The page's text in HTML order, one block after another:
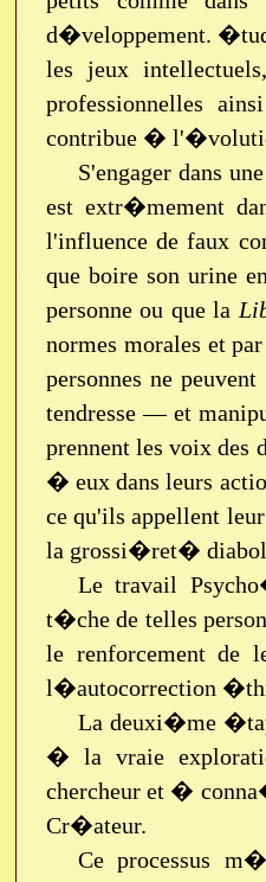
d�veloppement.
les jeux
professionnelles
contribue �
S'engager dans
est extr�mement
l'influence de faux
que boire son urine
personne ou que la
normes morales et
personnes ne
tendresse — et
prennent les voix des
� eux dans leurs
ce qu'ils appellent
la grossi�ret�
Le travail
t�che de telles
le renforcement de
l�autocorrection
La deuxi�me
� la vraie
chercheur et �
Cr�ateur.
Ce processus